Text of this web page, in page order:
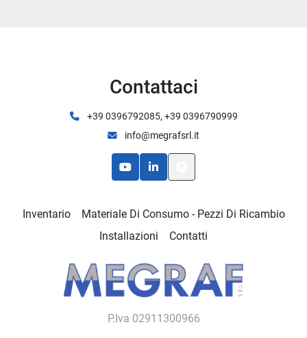
Contattaci
+39 0396792085, +39 0396790999
info@megrafsrl.it
youtubelinkedin
Inventario
Materiale Di Consumo - Pezzi Di Ricambio
Installazioni
Contatti
P.Iva 02911300966